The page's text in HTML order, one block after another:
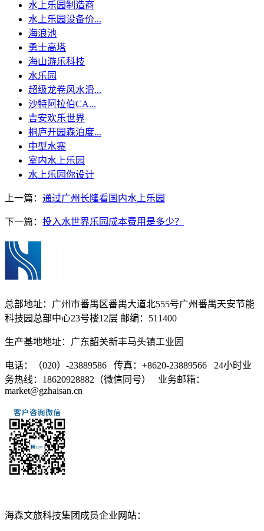
水上乐园制造商
水上乐园设备价...
海浪池
勇士高塔
海山游乐科技
水乐园
超级龙卷风水滑...
沙特阿拉伯CA...
吉安欢乐世界
桐庐开园森泊度...
中型水寨
室内水上乐园
水上乐园你设计
上一篇： 通过广州长隆看国内水上乐园
下一篇： 投入水世界乐园成本费用是多少？
总部地址：广州市番禺区番禺大道北555号广州番禺天安节能
科技园总部中心23号楼12层 邮编：511400
生产基地地址：广东韶关新丰马头镇工业园
电话：（020）-23889586 传真：+8620-23889566 24小时业
务热线：18620928882（微信同号） 业务邮箱：
market@gzhaisan.cn
海森文旅科技集团成员企业网站：